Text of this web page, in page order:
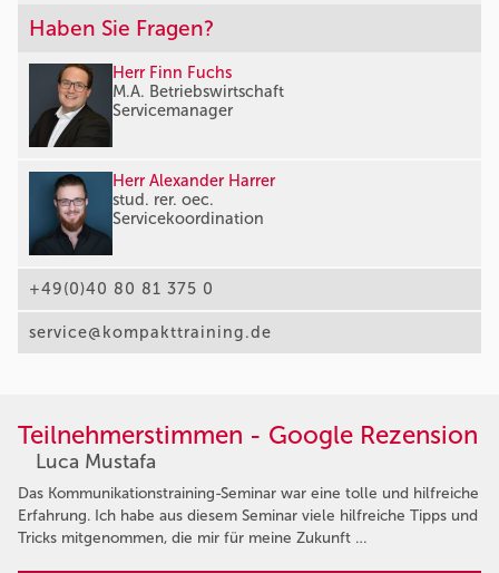
Haben Sie Fragen?
Herr Finn Fuchs
M.A. Betriebswirtschaft
Servicemanager
Herr Alexander Harrer
stud. rer. oec.
Servicekoordination
+49(0)40 80 81 375 0
service@kompakttraining.de
Teilnehmerstimmen - Google Rezension
Luca Mustafa
Das Kommunikationstraining-Seminar war eine tolle und hilfreiche
Erfahrung. Ich habe aus diesem Seminar viele hilfreiche Tipps und
Tricks mitgenommen, die mir für meine Zukunft …